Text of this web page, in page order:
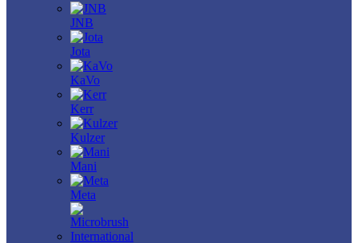
JNB
Jota
KaVo
Kerr
Kulzer
Mani
Meta